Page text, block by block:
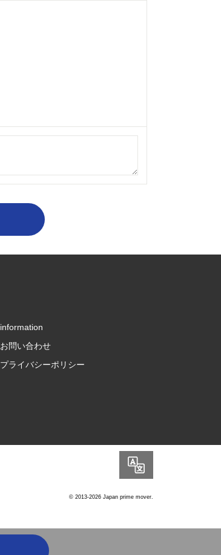
information
お問い合わせ
プライバシーポリシー
© 2013-2026 Japan prime mover.